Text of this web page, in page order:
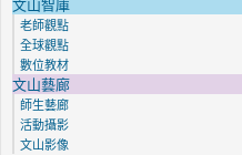
老師觀點
全球觀點
數位教材
文山藝廊
師生藝廊
活動攝影
文山影像